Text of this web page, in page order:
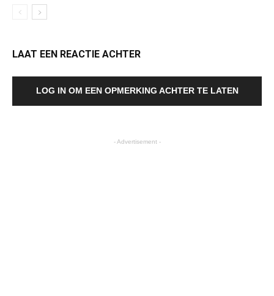
LAAT EEN REACTIE ACHTER
LOG IN OM EEN OPMERKING ACHTER TE LATEN
- Advertisement -